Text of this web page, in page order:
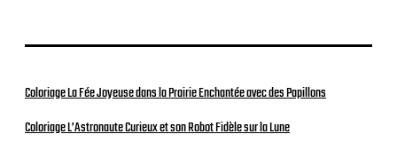
Coloriage La Fée Joyeuse dans la Prairie Enchantée avec des Papillons
Coloriage L’Astronaute Curieux et son Robot Fidèle sur la Lune